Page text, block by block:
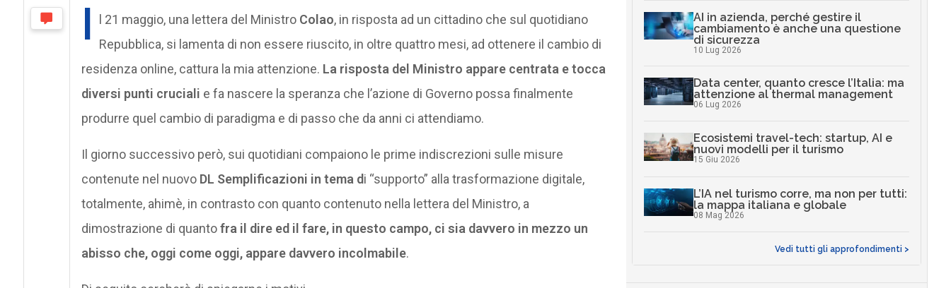
I l 21 maggio, una lettera del Ministro Colao, in risposta ad un cittadino che sul quotidiano
Repubblica, si lamenta di non essere riuscito, in oltre quattro mesi, ad ottenere il cambio di
residenza online, cattura la mia attenzione. La risposta del Ministro appare centrata e tocca
diversi punti cruciali e fa nascere la speranza che l’azione di Governo possa finalmente
produrre quel cambio di paradigma e di passo che da anni ci attendiamo.
Il giorno successivo però, sui quotidiani compaiono le prime indiscrezioni sulle misure
contenute nel nuovo DL Semplificazioni in tema di “supporto” alla trasformazione digitale,
totalmente, ahimè, in contrasto con quanto contenuto nella lettera del Ministro, a
dimostrazione di quantofra il dire ed il fare, in questo campo, ci sia davvero in mezzo un
abisso che, oggi come oggi, appare davvero incolmabile.
AI in azienda, perché gestire il
cambiamento è anche una questione
di sicurezza
10 Lug 2026
Data center, quanto cresce l’Italia: ma
attenzione al thermal management
06 Lug 2026
Ecosistemi travel-tech: startup, AI e
nuovi modelli per il turismo
15 Giu 2026
L’IA nel turismo corre, ma non per tutti:
la mappa italiana e globale
08 Mag 2026
Vedi tutti gli approfondimenti >